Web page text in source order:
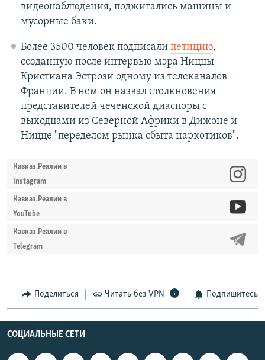
видеонаблюдения, поджигались машины и
мусорные баки.
Более 3500 человек подписали петицию,
созданную после интервью мэра Ниццы
Кристиана Эстрози одному из телеканалов
Франции. В нем он назвал столкновения
представителей чеченской диаспоры с
выходцами из Северной Африки в Дижоне и
Ницце "переделом рынка сбыта наркотиков".
Кавказ.Реалии в
Instagram
Кавказ.Реалии в
YouTube
Кавказ.Реалии в
Telegram
Поделиться Читать без VPN Подпишитесь
СОЦИАЛЬНЫЕ СЕТИ